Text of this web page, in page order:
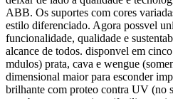
ABB. Os suportes com cores
estilo diferenciado. Agora possvel
funcionalidade, qualidade e
alcance de todos. disponvel em
mdulos) prata, cava e wengue
dimensional maior para esconder
brilhante com proteo contra UV (no